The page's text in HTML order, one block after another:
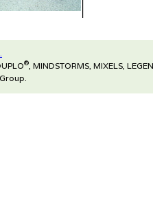
®, MINDSTORMS, MIXELS,
Group.